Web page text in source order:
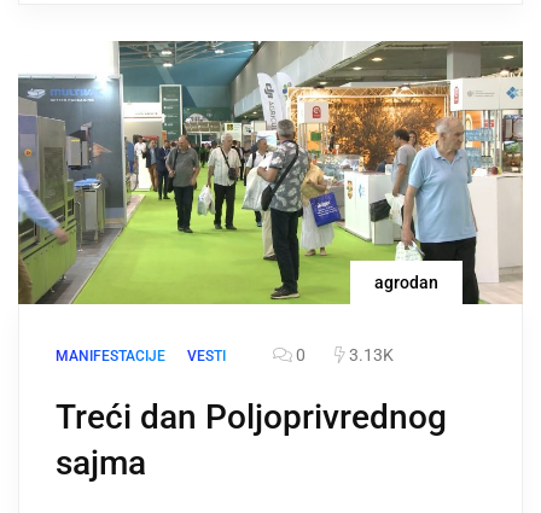
agrodan
MANIFESTACIJE VESTI 0 3.13K
Treći dan Poljoprivrednog
sajma